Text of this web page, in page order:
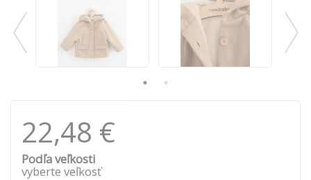
22,48 €
Podľa veľkosti
vyberte veľkosť